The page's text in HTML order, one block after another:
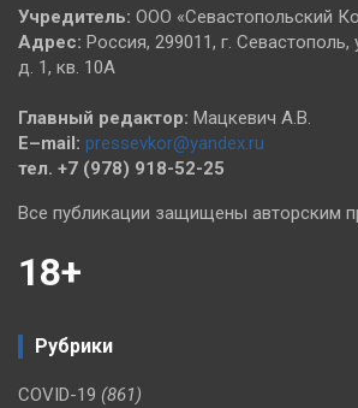
Учредитель: ООО «Севастопольский
Адрес: Россия, 299011, г. Севастополь,
д. 1, кв. 10А
Главный редактор: Мацкевич А.В.
E–mail: pressevkor@yandex.ru
тел. +7 (978) 918-52-25
Все публикации защищены авторским
18+
Рубрики
COVID-19 (861)